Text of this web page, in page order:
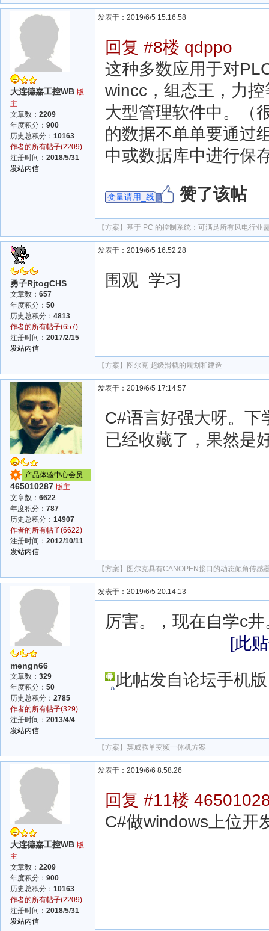
大连德嘉工控WB 版
主
文章数： 2209
年度积分： 900
历史总积分： 10163
作者的所有帖子(2209)
注册时间： 2018/5/31
发站内信
发表于：2019/6/5 15:16:58
回复 #8楼 qdppo
这种多数应用于对
wincc，组态王，力
大型管理软件中。（
的数据不单单要通过
中或数据库中进行保
变量请用_线 赞了该帖
【方案】 基于 PC 的控制系统：可满足所有风电行业
勇子RjtogCHS
文章数： 657
年度积分： 50
历史总积分： 4813
作者的所有帖子(657)
注册时间： 2017/2/15
发站内信
发表于：2019/6/5 16:52:28
围观 学习
【方案】 图尔克 超级滑橇的规划和建造
产品体验中心会员
465010287 版主
文章数： 6622
年度积分： 787
历史总积分： 14907
作者的所有帖子(6622)
注册时间： 2012/10/11
发站内信
发表于：2019/6/5 17:14:57
C#语言好强大呀。下
已经收藏了，果然是
【方案】 图尔克具有CANOPEN接口的动态倾角传感
mengn66
文章数： 329
年度积分： 50
历史总积分： 2785
作者的所有帖子(329)
注册时间： 2013/4/4
发站内信
发表于：2019/6/5 20:14:13
厉害。，现在自学c
[此
此帖发自论坛手机版
【方案】 英威腾单变频一体机方案
大连德嘉工控WB 版
主
文章数： 2209
年度积分： 900
历史总积分： 10163
作者的所有帖子(2209)
注册时间： 2018/5/31
发站内信
发表于：2019/6/6 8:58:26
回复 #11楼
C#做windows上位开